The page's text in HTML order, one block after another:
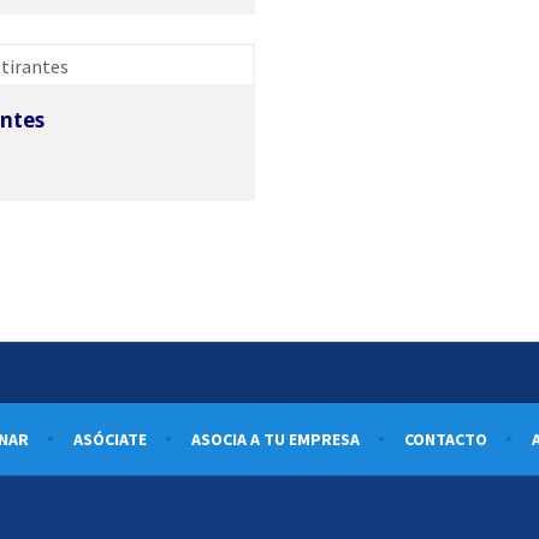
ASÓCIATE ASOCIA A TU EMPRESA CONTACTO